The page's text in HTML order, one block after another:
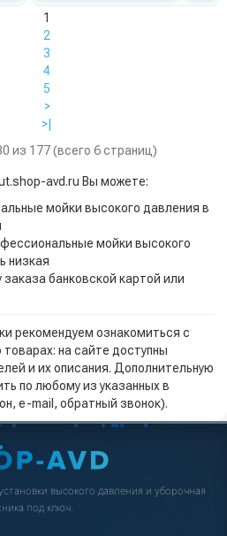
1
2
3
4
5
>
>|
из 177 (всего 6 страниц)
avd.ru Вы можете:
мойки высокого давления в
мойки высокого
низкая
банковской картой или
рекомендуем ознакомиться с
на сайте доступны
и их описания. Дополнительную
по любому из указанных в
e-mail, обратный звонок).
высокого давления и уборочная
под ключ.